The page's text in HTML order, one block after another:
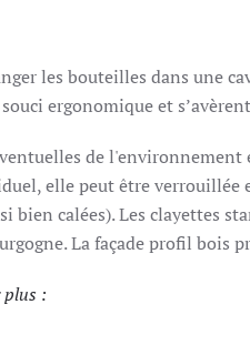
les bouteilles dans une
ergonomique et
de
elle peut être
bien calées). Les
La façade profil
plus :